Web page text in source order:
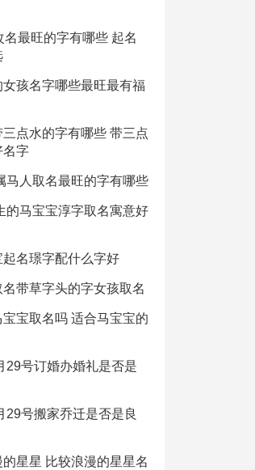
名最旺的字有哪些 起名
孩名字哪些最旺最有福
点水的字有哪些 带三点
名字
马人取名最旺的字有哪些
的马宝宝淳字取名寓意好
起名璟字配什么字好
名带草字头的字女孩取名
宝取名吗 适合马宝宝的
29号订婚办婚礼是否是
29号搬家乔迁是否是良
星星 比较浪漫的星星名